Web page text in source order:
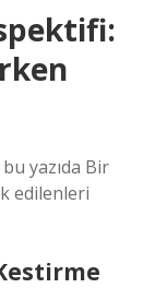
yazıda Bir
edilenleri